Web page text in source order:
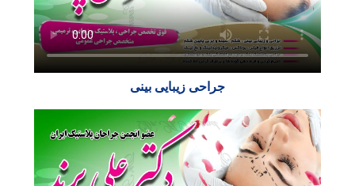
جراحی زیبایی بینی